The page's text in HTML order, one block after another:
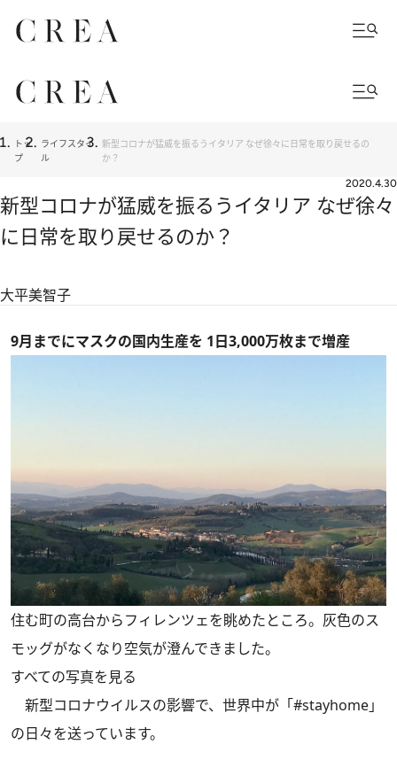
トッ
プ
ライフスタイ
ル
新型コロナが猛威を振るうイタリア なぜ徐々に日常を取り戻せるの
か？
2020.4.30
新型コロナが猛威を振るうイタリア なぜ徐々
に日常を取り戻せるのか？
大平美智子
9月までにマスクの国内生産を 1日3,000万枚まで増産
住む町の高台からフィレンツェを眺めたところ。灰色のス
モッグがなくなり空気が澄んできました。
すべての写真を見る
新型コロナウイルスの影響で、世界中が「#stayhome」
の日々を送っています。